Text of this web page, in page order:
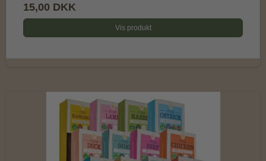
15,00 DKK
Vis produkt